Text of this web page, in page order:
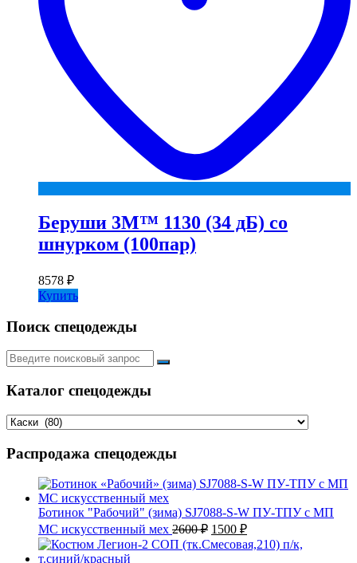
Беруши 3М™ 1130 (34 дБ) со
шнурком (100пар)
8578 ₽
Купить
Поиск спецодежды
Искать:
Каталог спецодежды
Распродажа спецодежды
Ботинок "Рабочий" (зима) SJ7088-S-W ПУ-ТПУ с МП
МС искусственный мех 2600₽ Первоначальная
цена
составляла
1500 ₽Текущая
цена: